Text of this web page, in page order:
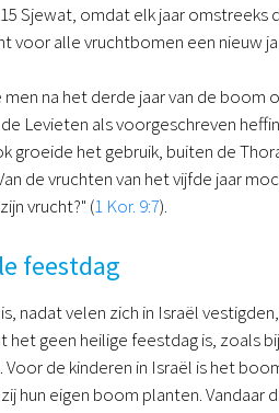
Sjewat, omdat elk jaar
voor alle vruchtbomen een nieuw
men na het derde jaar van de
Levieten als voorgeschreven
groeide het gebruik, buiten de
de vruchten van het vijfde jaar
vrucht?" (1 Kor. 9:7).
feestdag
nadat velen zich in Israël
het geen heilige feestdag is, zoals
Voor de kinderen in Israël is het
hun eigen boom planten.